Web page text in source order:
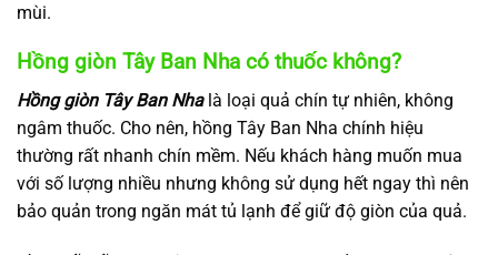
mùi.
Hồng giòn Tây Ban Nha có thuốc không?
Hồng giòn Tây Ban Nhalà loại quả chín tự nhiên, không
ngâm thuốc. Cho nên, hồng Tây Ban Nha chính hiệu
thường rất nhanh chín mềm. Nếu khách hàng muốn mua
với số lượng nhiều nhưng không sử dụng hết ngay thì nên
bảo quản trong ngăn mát tủ lạnh để giữ độ giòn của quả.